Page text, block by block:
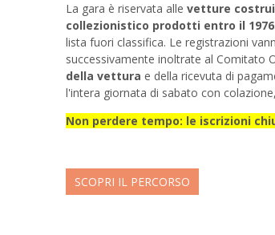
La gara è riservata alle vetture
collezionistico prodotti entro il 1976
lista fuori classifica. Le registrazioni
successivamente inoltrate al Comitato
della vettura e della ricevuta di
l'intera giornata di sabato con
Non perdere tempo: le iscrizioni